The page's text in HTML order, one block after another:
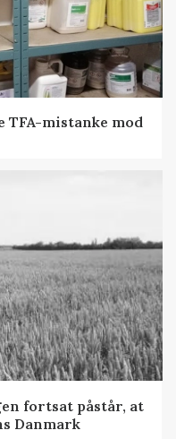
mistanke mod
fortsat påstår, at
Danmark